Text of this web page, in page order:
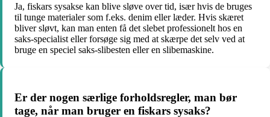
Ja, fiskars sysakse kan blive sløve over tid, især hvis de bruges
til tunge materialer som f.eks. denim eller læder. Hvis skæret
bliver sløvt, kan man enten få det slebet professionelt hos en
saks-specialist eller forsøge sig med at skærpe det selv ved at
bruge en speciel saks-slibesten eller en slibemaskine.
Er der nogen særlige forholdsregler, man bør
tage, når man bruger en fiskars sysaks?